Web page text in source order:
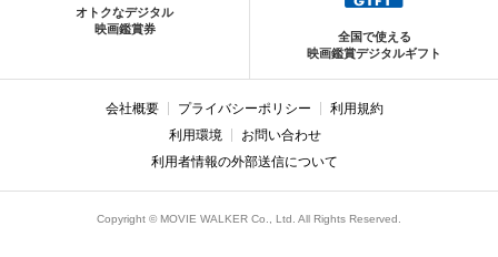
オトクなデジタル
映画鑑賞券
全国で使える
映画鑑賞デジタルギフト
会社概要 プライバシーポリシー
利用規約
利用環境
お問い合わせ
利用者情報の外部送信について
Copyright © MOVIE WALKER Co., Ltd. All Rights Reserved.